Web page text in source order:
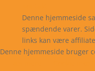
Denne hjemmeside
spændende varer.
links kan være
Denne hjemmeside bruger